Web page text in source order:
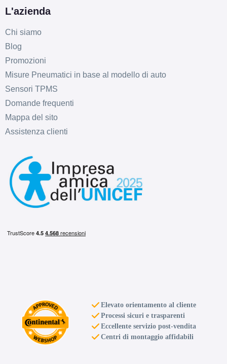
C
D
C B 71db
L'azienda
Chi siamo
Blog
Promozioni
Misure Pneumatici in base al modello di auto
Sensori TPMS
Domande frequenti
Mappa del sito
Assistenza clienti
Elevato orientamento al cliente
Processi sicuri e trasparenti
Eccellente servizio post-vendita
Centri di montaggio affidabili